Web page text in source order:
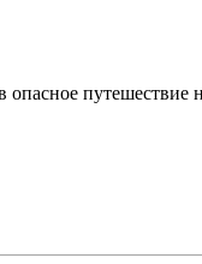
путешествие